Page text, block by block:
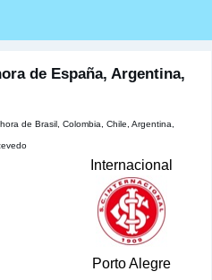
de España, Argentina,
de Brasil, Colombia, Chile, Argentina,
Internacional
Porto Alegre